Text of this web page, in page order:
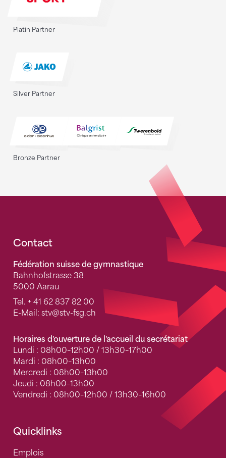
Platin Partner
Silver Partner
Bronze Partner
Fusszeile
Contact
Fédération suisse de gymnastique
Bahnhofstrasse 38
5000 Aarau
Tel. + 41 62 837 82 00
E-Mail: stv@stv-fsg.ch
Horaires d'ouverture de l'accueil du secrétariat
Lundi : 08h00–12h00 / 13h30–17h00
Mardi : 08h00–13h00
Mercredi : 08h00–13h00
Jeudi : 08h00–13h00
Vendredi : 08h00–12h00 / 13h30–16h00
Quicklinks
Emplois